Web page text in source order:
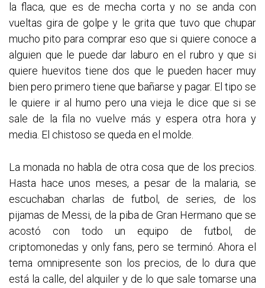
la flaca, que es de mecha corta y no se anda con
vueltas gira de golpe y le grita que tuvo que chupar
mucho pito para comprar eso que si quiere conoce a
alguien que le puede dar laburo en el rubro y que si
quiere huevitos tiene dos que le pueden hacer muy
bien pero primero tiene que bañarse y pagar. El tipo se
le quiere ir al humo pero una vieja le dice que si se
sale de la fila no vuelve más y espera otra hora y
media. El chistoso se queda en el molde.
La monada no habla de otra cosa que de los precios.
Hasta hace unos meses, a pesar de la malaria, se
escuchaban charlas de futbol, de series, de los
pijamas de Messi, de la piba de Gran Hermano que se
acostó con todo un equipo de futbol, de
criptomonedas y only fans, pero se terminó. Ahora el
tema omnipresente son los precios, de lo dura que
está la calle, del alquiler y de lo que sale tomarse una